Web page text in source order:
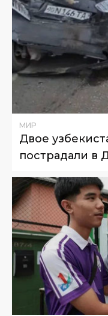
МИР
Двое
пострадали в